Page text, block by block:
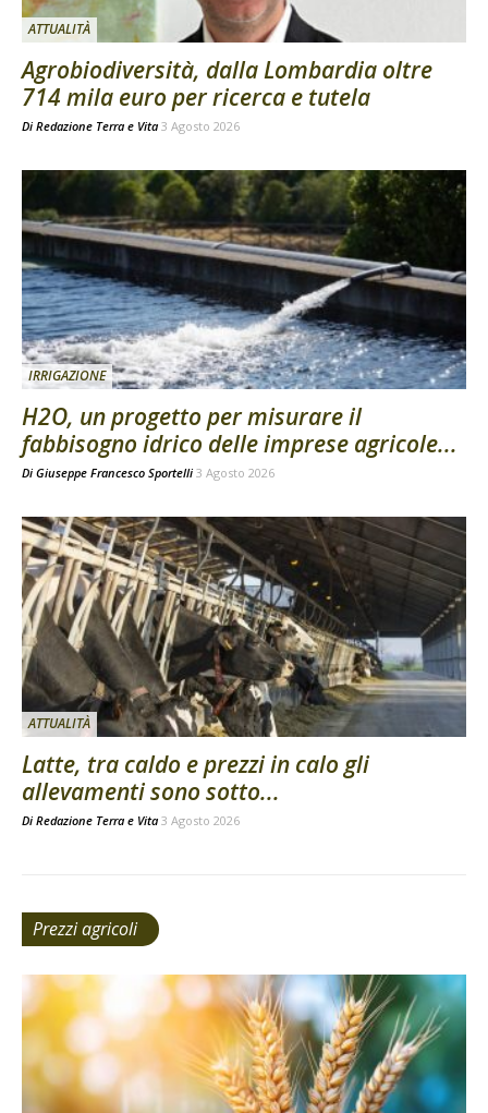
ATTUALITÀ
Agrobiodiversità, dalla Lombardia oltre
714 mila euro per ricerca e tutela
Di Redazione Terra e Vita 3 Agosto 2026
IRRIGAZIONE
H2O, un progetto per misurare il
fabbisogno idrico delle imprese agricole...
Di Giuseppe Francesco Sportelli 3 Agosto 2026
ATTUALITÀ
Latte, tra caldo e prezzi in calo gli
allevamenti sono sotto...
Di Redazione Terra e Vita 3 Agosto 2026
Prezzi agricoli